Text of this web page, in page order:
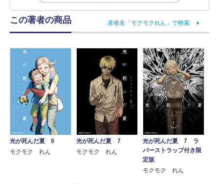
この著者の商品 著者名「モクモクれん」で検索
光が死んだ夏 9
モクモク れん
光が死んだ夏 7
モクモク れん
光が死んだ夏 7 ラ
バーストラップ付き限
定版
モクモク れん